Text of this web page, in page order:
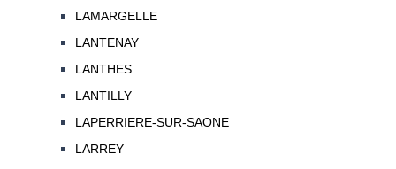
LAMARGELLE
LANTENAY
LANTHES
LANTILLY
LAPERRIERE-SUR-SAONE
LARREY